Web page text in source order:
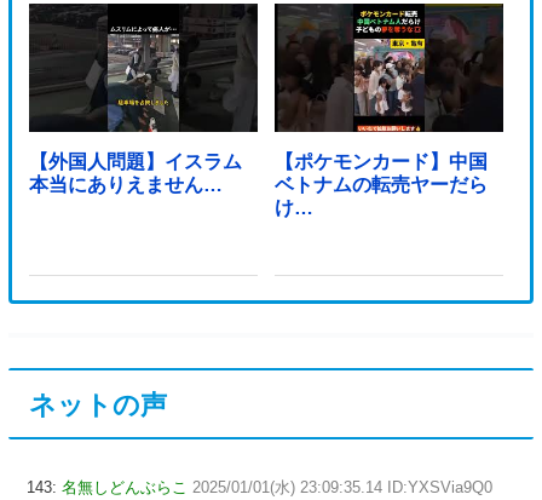
【外国人問題】イスラム
本当にありえません…
【ポケモンカード】中国
ベトナムの転売ヤーだら
け…
ネットの声
143: 名無しどんぶらこ 2025/01/01(水) 23:09:35.14 ID:YXSVia9Q0